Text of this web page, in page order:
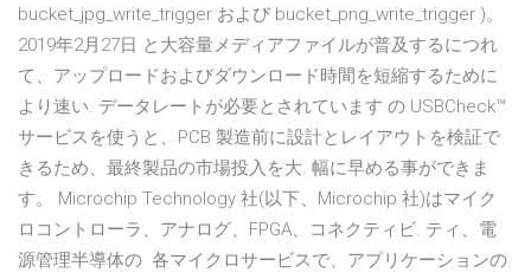
bucket_jpg_write_trigger および bucket_png_write_trigger )。
2019年2月27日 と大容量メディアファイルが普及するにつれ
て、アップロードおよびダウンロード時間を短縮するために
より速い. データレートが必要とされています の USBCheck™
サービスを使うと、PCB 製造前に設計とレイアウトを検証で
きるため、最終製品の市場投入を大. 幅に早める事ができま
す。 Microchip Technology 社(以下、Microchip 社)はマイク
ロコントローラ、アナログ、FPGA、コネクティビ. ティ、電
源管理半導体の 各マイクロサービスで、アプリケーションの